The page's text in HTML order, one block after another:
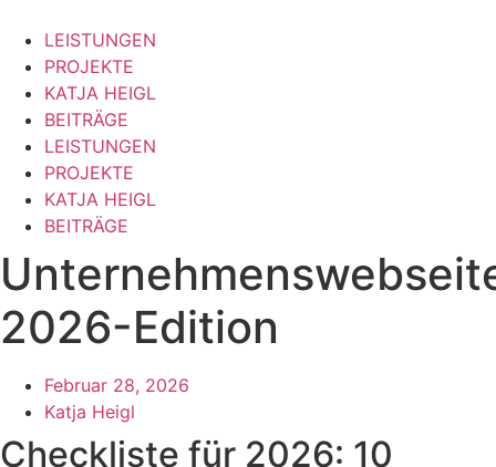
Inhalt
springen
LEISTUNGEN
PROJEKTE
KATJA HEIGL
BEITRÄGE
LEISTUNGEN
PROJEKTE
KATJA HEIGL
BEITRÄGE
2026-Edition
Februar 28, 2026
Katja Heigl
Checkliste für 2026: 10